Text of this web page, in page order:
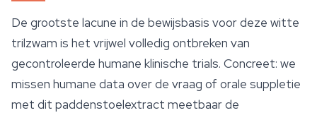
De grootste lacune in de bewijsbasis voor deze witte
trilzwam is het vrijwel volledig ontbreken van
gecontroleerde humane klinische trials. Concreet: we
missen humane data over de vraag of orale suppletie
met dit paddenstoelextract meetbaar de